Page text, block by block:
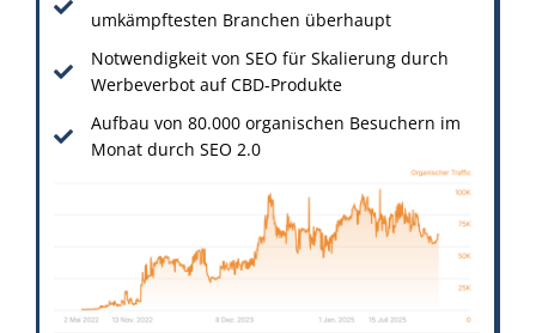
umkämpftesten Branchen überhaupt
Notwendigkeit von SEO für Skalierung durch
Werbeverbot auf CBD-Produkte
Aufbau von 80.000 organischen Besuchern im
Monat durch SEO 2.0